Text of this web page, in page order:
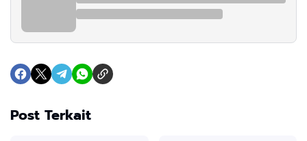
Post Terkait